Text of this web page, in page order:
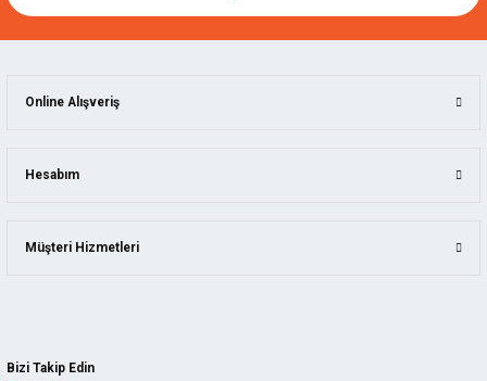
Bizi Takip Edin
Online Alışveriş
Hesabım
Müşteri Hizmetleri